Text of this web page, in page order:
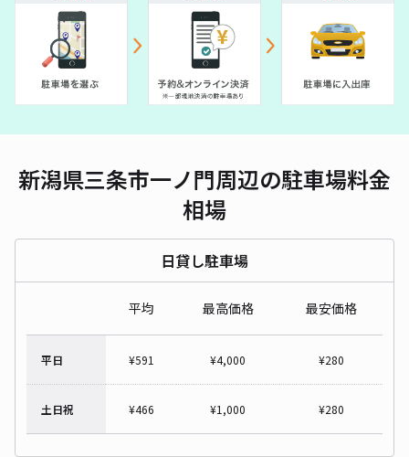
新潟県三条市一ノ門周辺の駐車場料金
相場
日貸し駐車場
平均 最高価格 最安価格
平日 ¥591 ¥4,000 ¥280
土日祝 ¥466 ¥1,000 ¥280